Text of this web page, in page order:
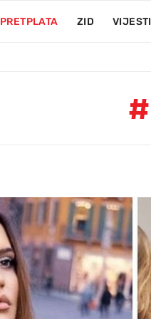
PRETPLATA ZID VIJESTI
#